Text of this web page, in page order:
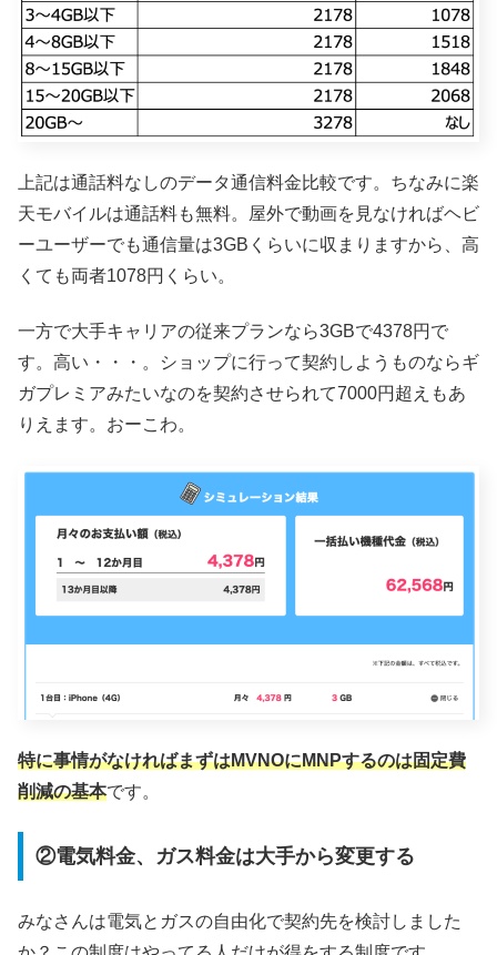
上記は通話料なしのデータ通信料金比較です。ちなみに楽
天モバイルは通話料も無料。屋外で動画を見なければヘビ
ーユーザーでも通信量は3GBくらいに収まりますから、高
くても両者1078円くらい。
一方で大手キャリアの従来プランなら3GBで4378円で
す。高い・・・。ショップに行って契約しようものならギ
ガプレミアみたいなのを契約させられて7000円超えもあ
りえます。おーこわ。
特に事情がなければまずはMVNOにMNPするのは固定費
削減の基本です。
②電気料金、ガス料金は大手から変更する
みなさんは電気とガスの自由化で契約先を検討しました